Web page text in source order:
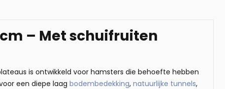
– Met schuifruiten
is ontwikkeld voor hamsters die behoefte hebben
een diepe laagbodembedekking,natuurlijke tunnels,